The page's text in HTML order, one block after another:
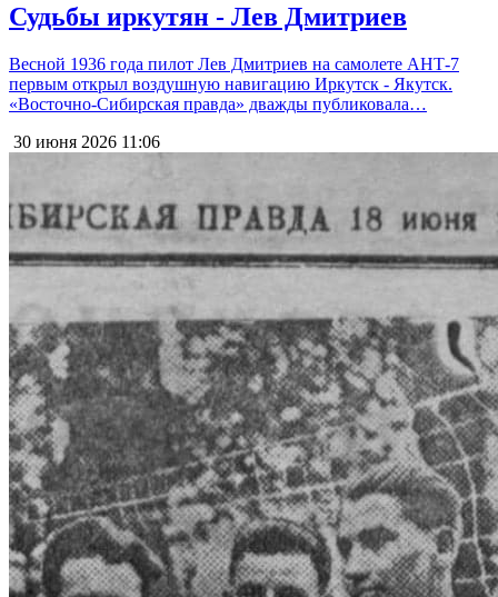
Судьбы иркутян - Лев Дмитриев
Весной 1936 года пилот Лев Дмитриев на самолете АНТ-7
первым открыл воздушную навигацию Иркутск - Якутск.
«Восточно-Сибирская правда» дважды публиковала…
30 июня 2026 11:06